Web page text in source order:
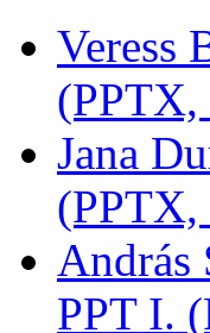
Veress
Jana
András
PPT I.